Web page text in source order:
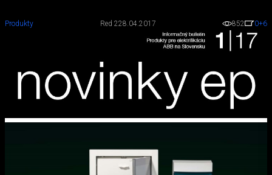
Produkty Red 228.04.2017 852 0+6